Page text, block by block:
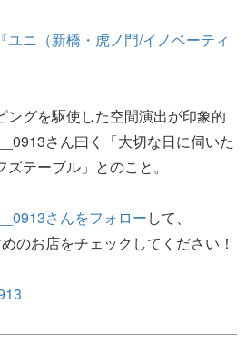
ユニ（新橋・虎ノ門/イノベーティ
ングを駆使した空間演出が印象的
さん曰く「大切な日に伺いた
テーブル」とのこと。
さんをフォローして、
のお店をチェックしてください！